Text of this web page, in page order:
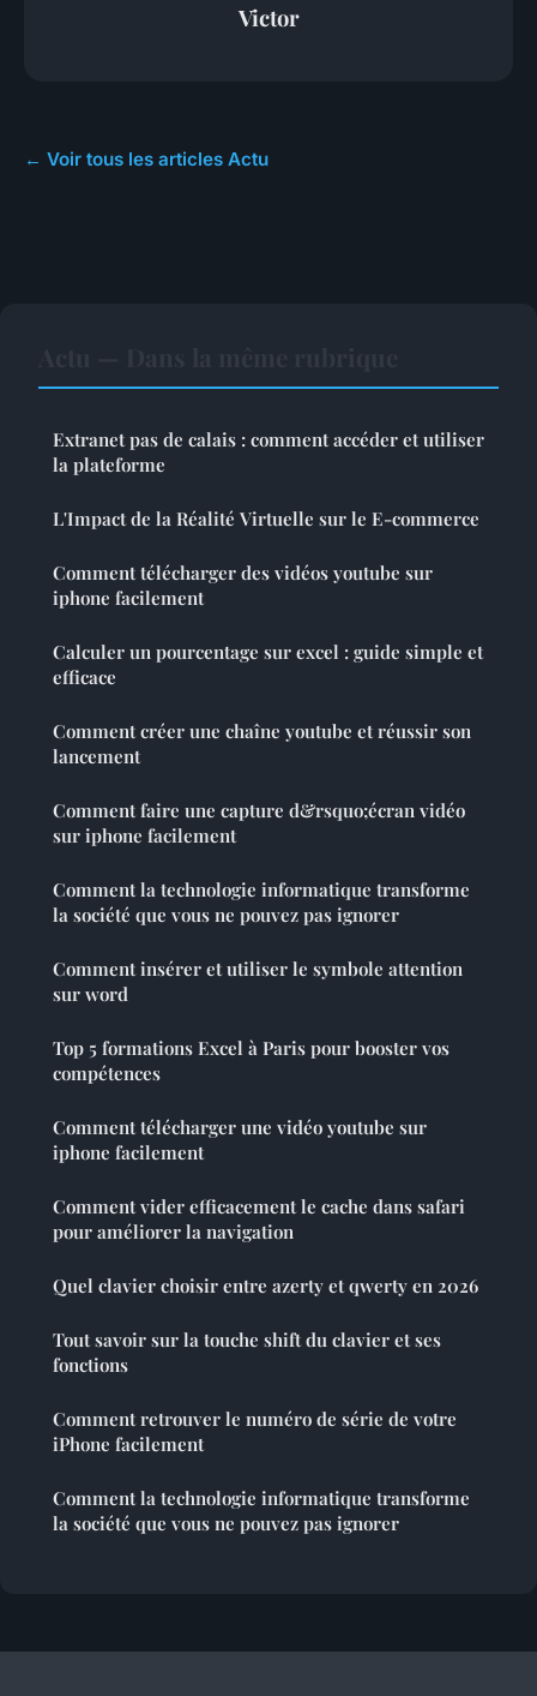
Victor
← Voir tous les articles Actu
Extranet pas de calais : comment accéder et utiliser
la plateforme
L'Impact de la Réalité Virtuelle sur le E-commerce
Comment télécharger des vidéos youtube sur
iphone facilement
Calculer un pourcentage sur excel : guide simple et
efficace
Comment créer une chaîne youtube et réussir son
lancement
Comment faire une capture d&rsquo;écran vidéo
sur iphone facilement
Comment la technologie informatique transforme
la société que vous ne pouvez pas ignorer
Comment insérer et utiliser le symbole attention
sur word
Top 5 formations Excel à Paris pour booster vos
compétences
Comment télécharger une vidéo youtube sur
iphone facilement
Comment vider efficacement le cache dans safari
pour améliorer la navigation
Quel clavier choisir entre azerty et qwerty en 2026
Tout savoir sur la touche shift du clavier et ses
fonctions
Comment retrouver le numéro de série de votre
iPhone facilement
Comment la technologie informatique transforme
la société que vous ne pouvez pas ignorer